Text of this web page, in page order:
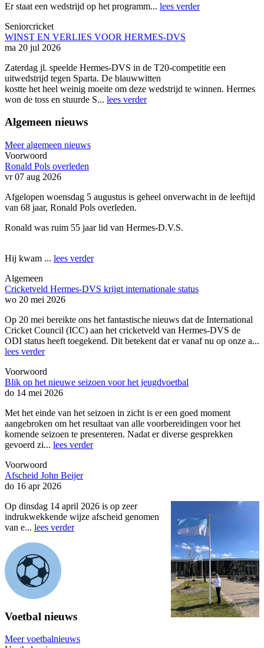
Er staat een wedstrijd op het programm... lees verder
Seniorcricket
WINST EN VERLIES VOOR HERMES-DVS
ma 20 jul 2026
Zaterdag jl. speelde Hermes-DVS in de T20-competitie een
uitwedstrijd tegen Sparta. De blauwwitten
kostte het heel weinig moeite om deze wedstrijd te winnen. Hermes
won de toss en stuurde S... lees verder
Algemeen nieuws
Meer algemeen nieuws
Voorwoord
Ronald Pols overleden
vr 07 aug 2026
Afgelopen woensdag 5 augustus is geheel onverwacht in de leeftijd
van 68 jaar, Ronald Pols overleden.
Ronald was ruim 55 jaar lid van Hermes-D.V.S.
Hij kwam ... lees verder
Algemeen
Cricketveld Hermes-DVS krijgt internationale status
wo 20 mei 2026
Op 20 mei bereikte ons het fantastische nieuws dat de International
Cricket Council (ICC) aan het cricketveld van Hermes-DVS de
ODI status heeft toegekend. Dit betekent dat er vanaf nu op onze a...
lees verder
Voorwoord
Blik op het nieuwe seizoen voor het jeugdvoetbal
do 14 mei 2026
Met het einde van het seizoen in zicht is er een goed moment
aangebroken om het resultaat van alle voorbereidingen voor het
komende seizoen te presenteren. Nadat er diverse gesprekken
gevoerd zi... lees verder
Voorwoord
Afscheid John Beijer
do 16 apr 2026
Op dinsdag 14 april 2026 is op zeer
indrukwekkende wijze afscheid genomen
van e... lees verder
Voetbal nieuws
Meer voetbalnieuws